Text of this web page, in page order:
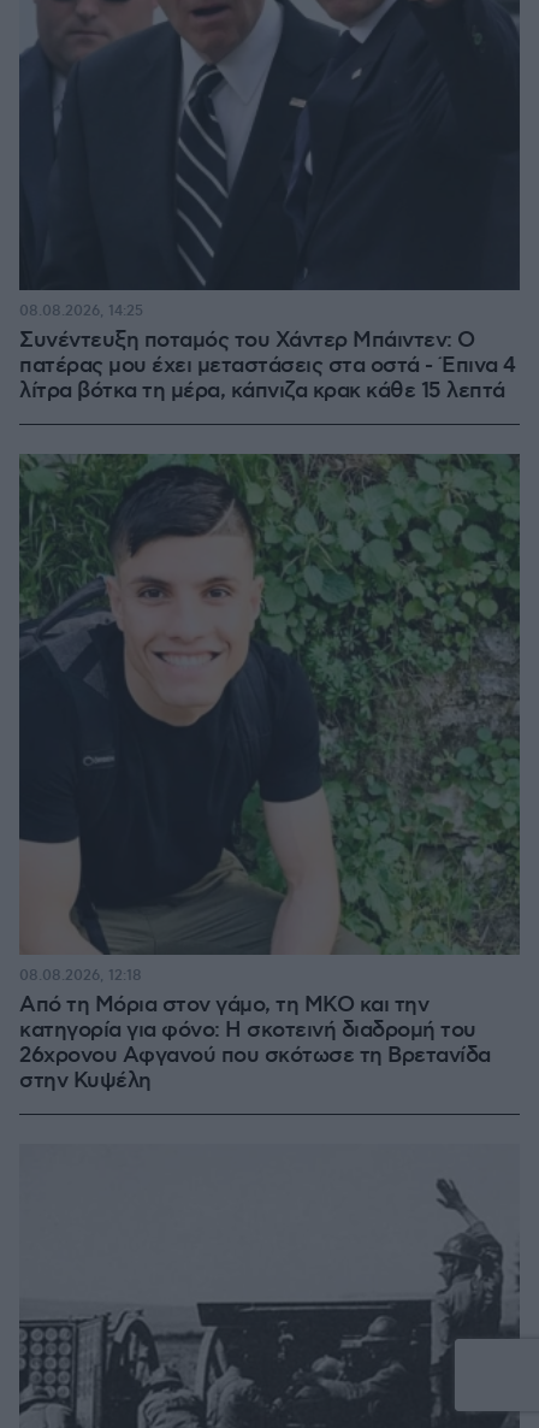
Συνέντευξη ποταμός του Χάντερ Μπάιντεν: Ο
πατέρας μου έχει μεταστάσεις στα οστά - Έπινα 4
λίτρα βότκα τη μέρα, κάπνιζα κρακ κάθε 15 λεπτά
08.08.2026, 14:25
Από τη Μόρια στον γάμο, τη ΜΚΟ και την
κατηγορία για φόνο: Η σκοτεινή διαδρομή του
26χρονου Αφγανού που σκότωσε τη Βρετανίδα
στην Κυψέλη
08.08.2026, 12:18